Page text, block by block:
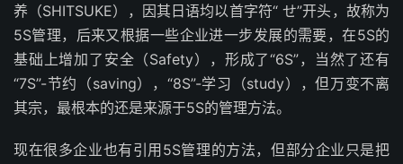
养（SHITSUKE），因其日语均以首字符“ せ”开头，故称为
5S管理，后来又根据一些企业进一步发展的需要，在5S的
基础上增加了安全（Safety），形成了“6S”，当然了还有
“7S”-节约（saving），“8S”-学习（study），但万变不离
其宗，最根本的还是来源于5S的管理方法。
现在很多企业也有引用5S管理的方法，但部分企业只是把